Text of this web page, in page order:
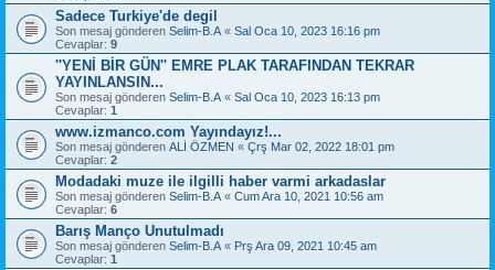
Sadece Turkiye'de degil
Son mesaj gönderen Selim-B.A « Sal Oca 10, 2023 16:16 pm
Cevaplar: 9
''YENİ BİR GÜN'' EMRE PLAK TARAFINDAN TEKRAR
YAYINLANSIN...
Son mesaj gönderen Selim-B.A « Sal Oca 10, 2023 16:13 pm
Cevaplar: 1
www.izmanco.com Yayındayız!...
Son mesaj gönderen ALİ ÖZMEN « Çrş Mar 02, 2022 18:01 pm
Cevaplar: 2
Modadaki muze ile ilgilli haber varmi arkadaslar
Son mesaj gönderen Selim-B.A « Cum Ara 10, 2021 10:56 am
Cevaplar: 6
Barış Manço Unutulmadı
Son mesaj gönderen Selim-B.A « Prş Ara 09, 2021 10:45 am
Cevaplar: 1